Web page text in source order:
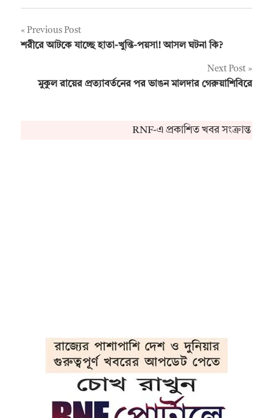
Post
Previous Post
শরীরে আটকে যাচ্ছে হাতা-খুন্তি-পয়সা! আসল ঘটনা কি?
Next Post
মুকুল রায়ের প্রত্যাবর্তনের পর ভাঙন মালদার গেরুয়াশিবিরে
RNF-এ প্রকাশিত খবর সংক্রান্ত